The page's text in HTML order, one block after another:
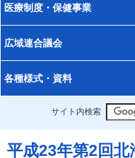
医療制度・保健事業
広域連合議会
各種様式・資料
サイト内検索
平成23年第2回